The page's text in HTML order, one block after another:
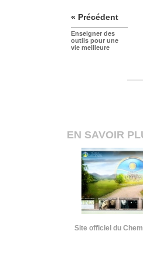
« Précédent
Enseigner des
outils pour une
vie meilleure
EN SAVOIR
Site officiel du